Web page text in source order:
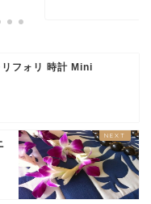
フォリ 時計 Mini